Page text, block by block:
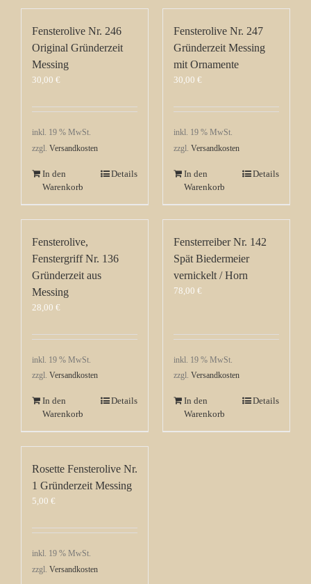
Fensterolive Nr. 246
Original Gründerzeit
Messing
30,00 €
inkl. 19 % MwSt.
zzgl. Versandkosten
In den
Warenkorb
Details
Fensterolive Nr. 247
Gründerzeit Messing
mit Ornamente
30,00 €
inkl. 19 % MwSt.
zzgl. Versandkosten
In den
Warenkorb
Details
Fensterolive,
Fenstergriff Nr. 136
Gründerzeit aus
Messing
28,00 €
inkl. 19 % MwSt.
zzgl. Versandkosten
In den
Warenkorb
Details
Fensterreiber Nr. 142
Spät Biedermeier
vernickelt / Horn
78,00 €
inkl. 19 % MwSt.
zzgl. Versandkosten
In den
Warenkorb
Details
Rosette Fensterolive Nr.
1 Gründerzeit Messing
5,00 €
inkl. 19 % MwSt.
zzgl. Versandkosten